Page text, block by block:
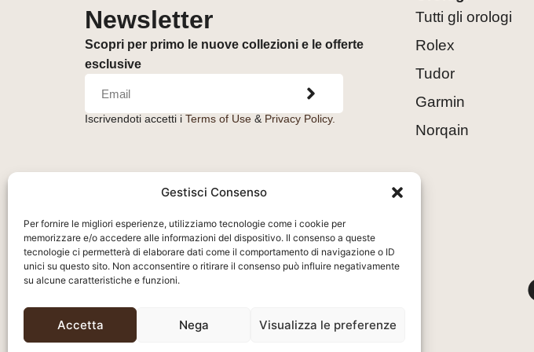
Gestisci Consenso
Per fornire le migliori esperienze, utilizziamo tecnologie come i cookie per
memorizzare e/o accedere alle informazioni del dispositivo. Il consenso a queste
tecnologie ci permetterà di elaborare dati come il comportamento di navigazione o ID
unici su questo sito. Non acconsentire o ritirare il consenso può influire negativamente
su alcune caratteristiche e funzioni.
Accetta Nega Visualizza le preferenze
Newsletter
Scopri per primo le nuove collezioni e le offerte
esclusive
Iscrivendoti accetti i Terms of Use& Privacy Policy.
Tutti gli orologi
Rolex
Tudor
Garmin
Norqain
Orologeria del Pianello S.r.l.
47890 – San Marino (RSM) – C.O.E. SM26036